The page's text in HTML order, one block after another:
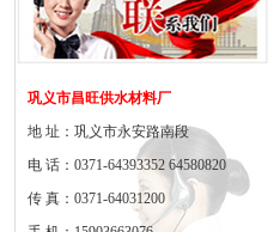
巩义市昌旺供水材料厂
地 址：巩义市永安路南段
电 话：0371-64393352 64580820
传 真：0371-64031200